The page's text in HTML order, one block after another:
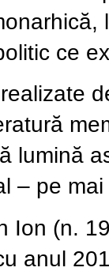
ce
lumină
– pe
Ion (n.
anul